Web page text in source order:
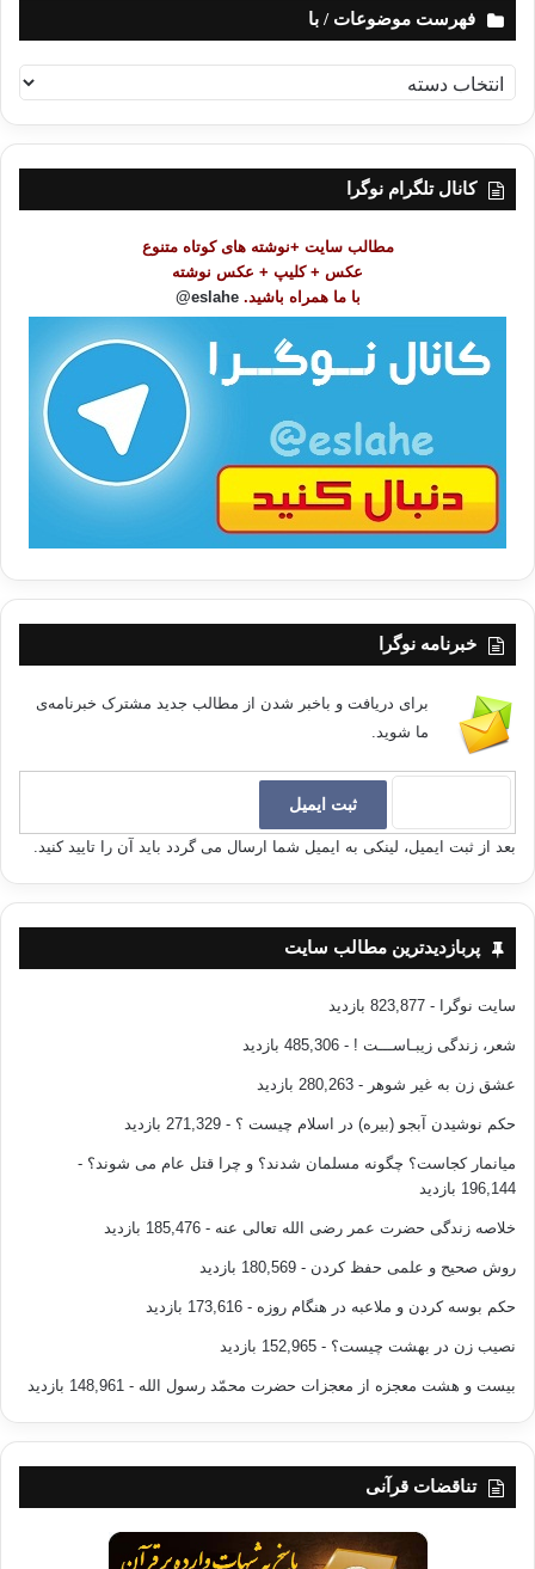
فهرست موضوعات / با
ه
ر
کانال تلگرام نوگرا
مطالب سایت +نوشته های کوتاه متنوع
عکس + کلیپ + عکس نوشته
با ما همراه باشید. eslahe@
خبرنامه نوگرا
برای دریافت و باخبر شدن از مطالب جدید مشترک خبرنامه‌ی
ما شوید.
بعد از ثبت ایمیل، لینکی به ایمیل شما ارسال می گردد باید آن را تایید کنید.
پربازدیدترین مطالب سایت
سایت نوگرا - 823,877 بازدید
شعر، زندگی زیبـاســـت ! - 485,306 بازدید
عشق زن به غیر شوهر - 280,263 بازدید
حکم نوشیدن آبجو (بیره) در اسلام چیست ؟ - 271,329 بازدید
میانمار کجاست؟ چگونه مسلمان شدند؟ و چرا قتل عام می شوند؟ -
196,144 بازدید
خلاصه زندگی حضرت عمر رضی الله تعالی عنه - 185,476 بازدید
روش صحیح و علمی حفظ کردن - 180,569 بازدید
حکم بوسه کردن و ملاعبه در هنگام روزه - 173,616 بازدید
نصیب زن در بهشت چیست؟ - 152,965 بازدید
بیست و هشت معجزه از معجزات حضرت محمّد رسول الله - 148,961 بازدید
تناقضات قرآنی